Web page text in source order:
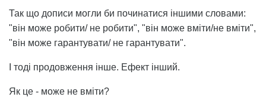
Так що дописи могли би починатися іншими словами:
"він може робити/ не робити", "він може вміти/не вміти",
"він може гарантувати/ не гарантувати".
І тоді продовження інше. Ефект інший.
Як це - може не вміти?